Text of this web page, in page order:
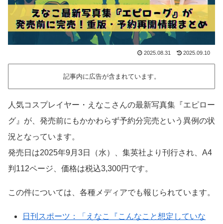
2025.08.31 2025.09.10
記事内に広告が含まれています。
人気コスプレイヤー・えなこさんの最新写真集『エピロー
グ』が、発売前にもかかわらず予約分完売という異例の状
況となっています。
発売日は2025年9月3日（水）、集英社より刊行され、A4
判112ページ、価格は税込3,300円です。
この件については、各種メディアでも報じられています。
日刊スポーツ：「えなこ『こんなこと想定していな